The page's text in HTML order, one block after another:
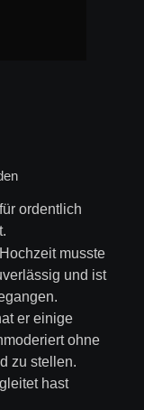
ordentlich
musste
und ist
er einige
ohne
zu stellen.
hast